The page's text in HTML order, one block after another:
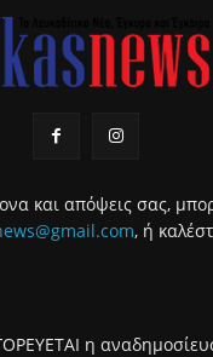
και απόψεις σας,
, ή
η